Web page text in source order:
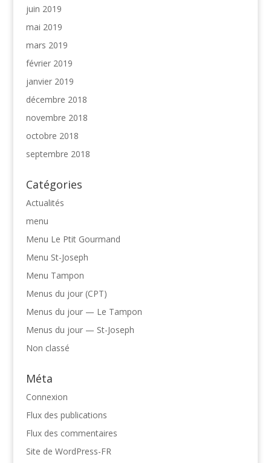
juin 2019
mai 2019
mars 2019
février 2019
janvier 2019
décembre 2018
novembre 2018
octobre 2018
septembre 2018
Catégories
Actualités
menu
Menu Le Ptit Gourmand
Menu St-Joseph
Menu Tampon
Menus du jour (CPT)
Menus du jour — Le Tampon
Menus du jour — St-Joseph
Non classé
Méta
Connexion
Flux des publications
Flux des commentaires
Site de WordPress-FR